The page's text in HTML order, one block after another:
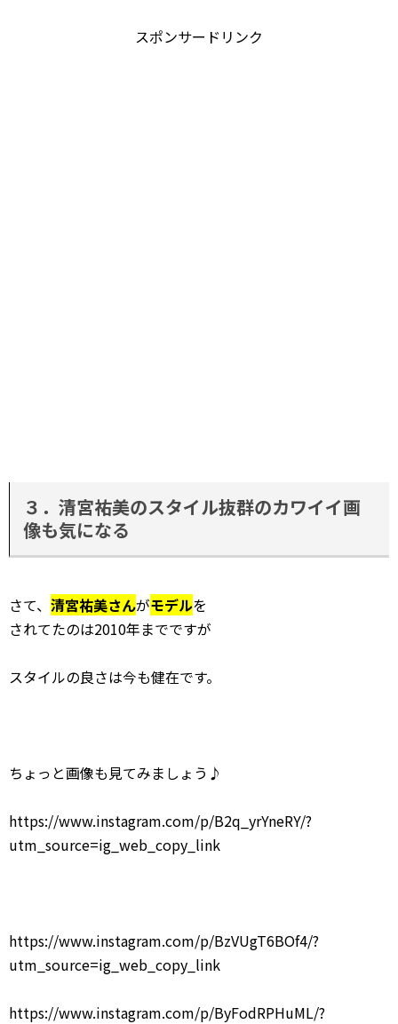
スポンサードリンク
３．清宮祐美のスタイル抜群のカワイイ画
像も気になる
さて、 清宮祐美さんがモデルを
されてたのは2010年までですが
スタイルの良さは今も健在です。
ちょっと画像も見てみましょう♪
https://www.instagram.com/p/B2q_yrYneRY/?
utm_source=ig_web_copy_link
https://www.instagram.com/p/BzVUgT6BOf4/?
utm_source=ig_web_copy_link
https://www.instagram.com/p/ByFodRPHuML/?